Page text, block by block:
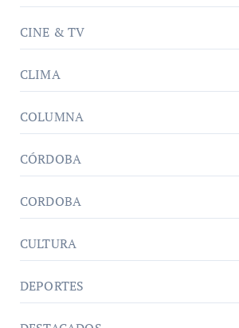
CINE & TV
CLIMA
COLUMNA
CÓRDOBA
CORDOBA
CULTURA
DEPORTES